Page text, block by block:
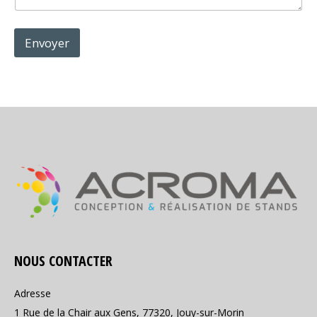
Envoyer
NOUS CONTACTER
Adresse
1 Rue de la Chair aux Gens, 77320, Jouy-sur-Morin